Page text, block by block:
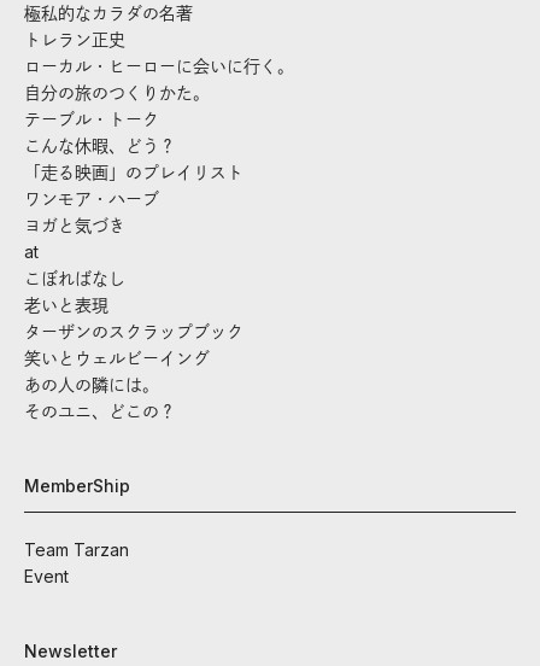
極私的なカラダの名著
トレラン正史
ローカル・ヒーローに会いに行く。
自分の旅のつくりかた。
テーブル・トーク
こんな休暇、どう？
「走る映画」のプレイリスト
ワンモア・ハーブ
ヨガと気づき
at
こぼればなし
老いと表現
ターザンのスクラップブック
笑いとウェルビーイング
あの人の隣には。
そのユニ、どこの？
MemberShip
Team Tarzan
Event
Newsletter